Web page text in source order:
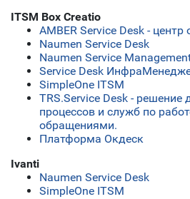
ITSM Box Creatio
AMBER Service Desk -
Naumen Service Desk
Naumen Service
Service Desk
SimpleOne ITSM
TRS.Service Desk - решение
процессов и служб по
обращениями.
Платформа Окдеск
Ivanti
Naumen Service Desk
SimpleOne ITSM